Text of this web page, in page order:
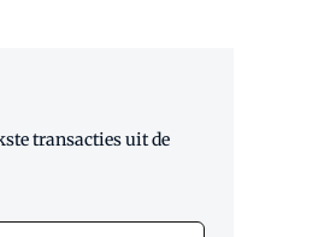
transacties uit de